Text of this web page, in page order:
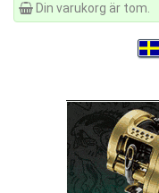
Din varukorg är tom.